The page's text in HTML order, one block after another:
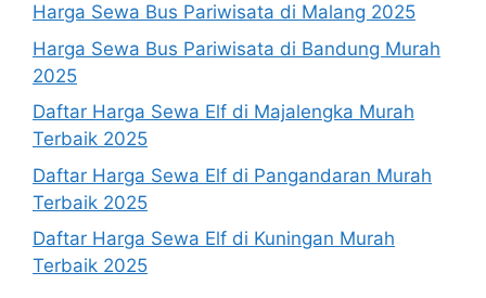
Harga Sewa Bus Pariwisata di Malang 2025
Harga Sewa Bus Pariwisata di Bandung Murah
2025
Daftar Harga Sewa Elf di Majalengka Murah
Terbaik 2025
Daftar Harga Sewa Elf di Pangandaran Murah
Terbaik 2025
Daftar Harga Sewa Elf di Kuningan Murah
Terbaik 2025